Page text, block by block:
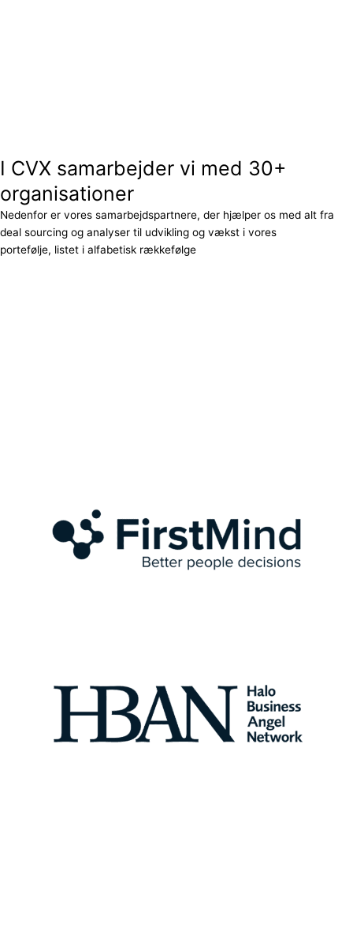
I CVX samarbejder vi med 30+
organisationer
Nedenfor er vores samarbejdspartnere, der hjælper os med alt fra
deal sourcing og analyser til udvikling og vækst i vores
portefølje, listet i alfabetisk rækkefølge